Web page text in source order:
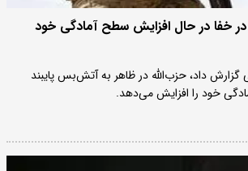
در خفا در حال افزایش سطح آمادگی خود
گزارش داد، حزب‌الله در ظاهر به آتش‌بس پایبند
خود را افزایش می‌دهد.